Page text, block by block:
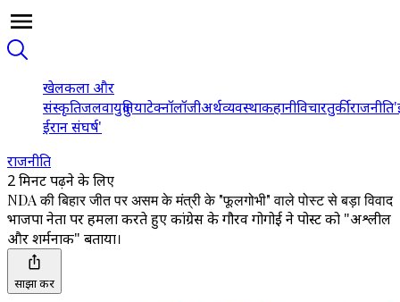
खेलकला और
संस्कृतिजलवायुदुनियाटेक्नॉलॉजीअर्थव्यवस्थाकहानीविचारतुर्कीराजनीति
ईरान संघर्ष'
राजनीति
2 मिनट पढ़ने के लिए
NDA की बिहार जीत पर असम के मंत्री के "फूलगोभी" वाले पोस्ट से बड़ा विवाद
भाजपा नेता पर हमला करते हुए कांग्रेस के गौरव गोगोई ने पोस्ट को "अश्लील
और शर्मनाक" बताया।
साझा करें